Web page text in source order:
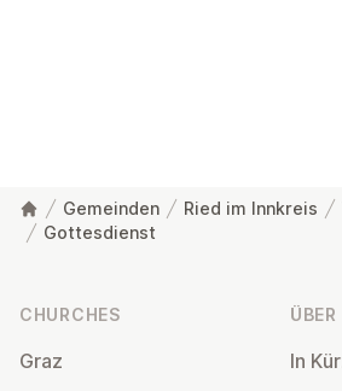
Gemeinden Ried im Innkreis
Gottesdienst
CHURCHES
Graz
ÜBER
In